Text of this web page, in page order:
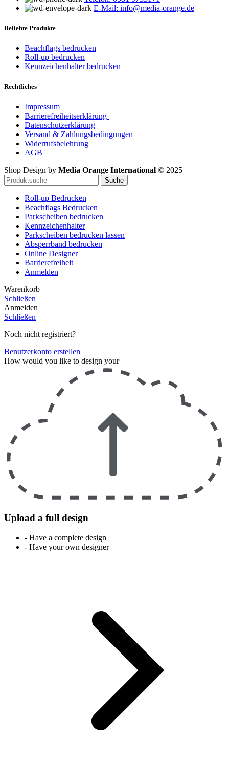
E-Mail: info@media-orange.de
Beliebte Produkte
Beachflags bedrucken
Roll-up bedrucken
Kennzeichenhalter bedrucken
Rechtliches
Impressum
Barrierefreiheitserklärung
Datenschutzerklärung
Versand & Zahlungsbedingungen
Widerrufsbelehrung
AGB
Shop Design by Media Orange International © 2025
Suche
Roll-up Bedrucken
Beachflags Bedrucken
Parkscheiben bedrucken
Kennzeichenhalter
Parkscheiben bedrucken lassen
Absperrband bedrucken
Online Designer
Barrierefreiheit
Anmelden
Warenkorb
Schließen
Anmelden
Schließen
Noch nicht registriert?
Benutzerkonto erstellen
How would you like to design your
Upload a full design
- Have a complete design
- Have your own designer